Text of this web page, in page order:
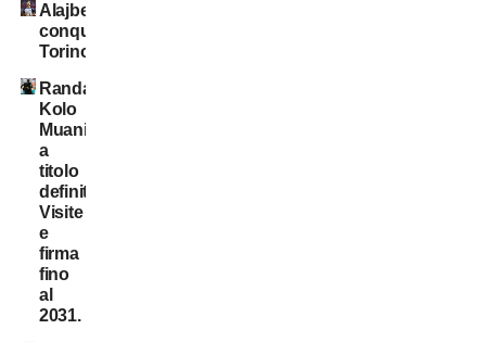
Alajbegovic
conquista
Torino
Randal
Kolo
Muani:
a
titolo
definitivo!
Visite
e
firma
fino
al
2031.